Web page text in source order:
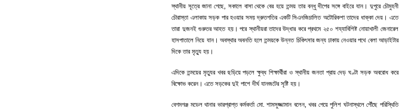
স্থানীয় সূত্রে জানা গেছে, সকালে বাসা থেকে বের হয়ে তন্ময় তার বন্ধু দীপের সঙ্গে বাইরে যান। দুপুরে চৌমুহনী
চৌরাস্তা এলাকায় সড়ক পার হওয়ার সময় দ্রুতগতির একটি সিএনজিচালিত অটোরিকশা তাদের ধাক্কা দেয়। এতে
তারা দুজনই গুরুতর আহত হয়। পরে স্থানীয়রা তাদের উদ্ধার করে প্রথমে ২৫০ শয্যাবিশিষ্ট নোয়াখালী জেনারেল
হাসপাতালে নিয়ে যান। অবস্থার অবনতি হলে তন্ময়কে উন্নত চিকিৎসার জন্য ঢাকায় নেওয়ার পথে বেলা আড়াইটার
দিকে তার মৃত্যু হয়।
এদিকে তন্ময়ের মৃত্যুর খবর ছড়িয়ে পড়লে ক্ষুব্ধ শিক্ষার্থীরা ও স্থানীয় জনতা প্রায় দেড় ঘণ্টা সড়ক অবরোধ করে
বিক্ষোভ করেন। এতে সড়কের দুই পাশে দীর্ঘ যানজটের সৃষ্টি হয়।
বেগমগঞ্জ মডেল থানার ভারপ্রাপ্ত কর্মকর্তা মো. শামসুজ্জামান বলেন, খবর পেয়ে পুলিশ ঘটনাস্থলে পৌঁছে পরিস্থিতি